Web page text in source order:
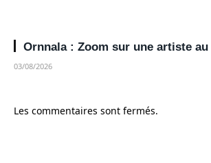
Ornnala : Zoom sur une artiste
03/08/2026
Les commentaires sont fermés.